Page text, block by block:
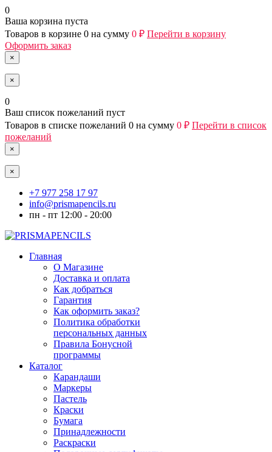
0
Ваша корзина пуста
Товаров в корзине 0 на сумму 0 ₽ Перейти в корзину
Оформить заказ
×
×
0
Ваш список пожеланий пуст
Товаров в списке пожеланий 0 на сумму 0 ₽ Перейти в список
пожеланий
×
×
+7 977 258 17 97
info@prismapencils.ru
пн - пт 12:00 - 20:00
Главная
О Магазине
Доставка и оплата
Как добраться
Гарантия
Как оформить заказ?
Политика обработки
персональных данных
Правила Бонусной
программы
Каталог
Карандаши
Маркеры
Пастель
Краски
Бумага
Принадлежности
Раскраски